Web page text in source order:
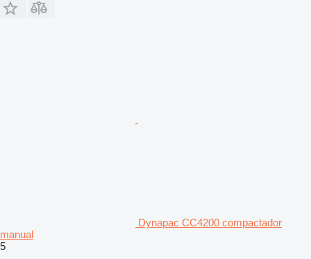
Dynapac CC4200 compactador
manual
5